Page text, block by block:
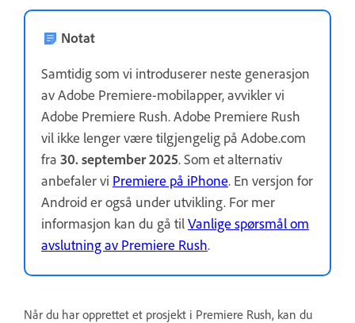
Notat
Samtidig som vi introduserer neste generasjon
av Adobe Premiere-mobilapper, avvikler vi
Adobe Premiere Rush. Adobe Premiere Rush
vil ikke lenger være tilgjengelig på Adobe.com
fra 30. september 2025. Som et alternativ
anbefaler vi Premiere på iPhone. En versjon for
Android er også under utvikling. For mer
informasjon kan du gå tilVanlige spørsmål om
avslutning av Premiere Rush.
Når du har opprettet et prosjekt i Premiere Rush, kan du